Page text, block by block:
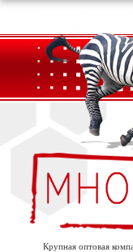
Крупная оптовая